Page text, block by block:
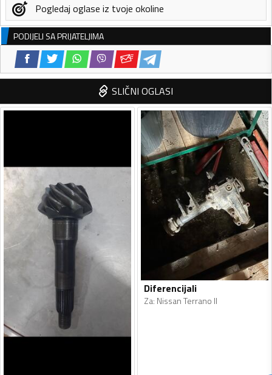
Pogledaj oglase iz tvoje okoline
PODIJELI SA PRIJATELJIMA
SLIČNI OGLASI
Diferencijali
Za: Nissan Terrano II